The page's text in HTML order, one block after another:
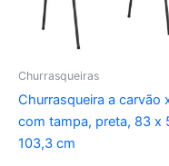
Churrasqueiras
Churrasqueira a carvão
com tampa, preta, 83 x
103,3 cm